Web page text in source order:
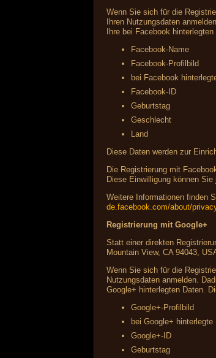
Wenn Sie sich für die
Ihren Nutzungsdaten
Ihre bei Facebook
Facebook-Name
Facebook-Profilbild
bei Facebook
Facebook-ID
Geburtstag
Geschlecht
Land
Diese Daten werden zur
Die Registrierung mit
Diese Einwilligung können
Weitere Informationen finden
de.facebook.com/about/
Registrierung mit Google+
Statt einer direkten
Mountain View, CA 94043,
Wenn Sie sich für die
Nutzungsdaten anmelden.
Google+ hinterlegten Daten.
Google+-Profilbild
bei Google+
Google+-ID
Geburtstag